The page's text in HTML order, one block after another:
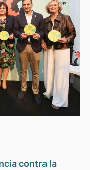
contra la